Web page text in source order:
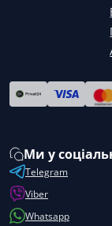
Ми у
Telegram
Viber
Whatsapp